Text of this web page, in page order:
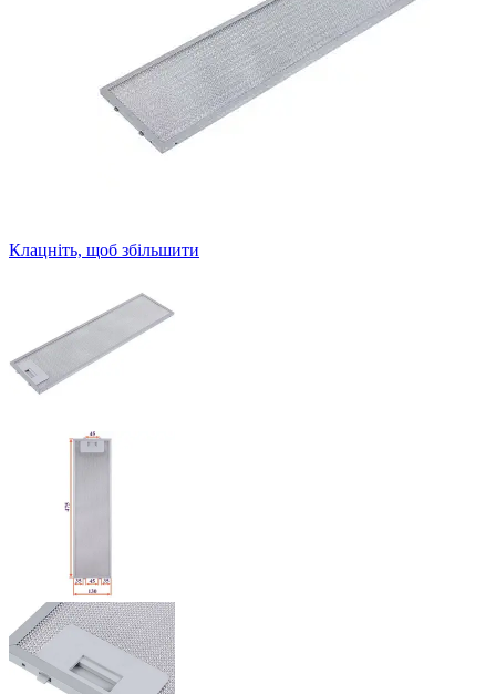
Клацніть, щоб збільшити